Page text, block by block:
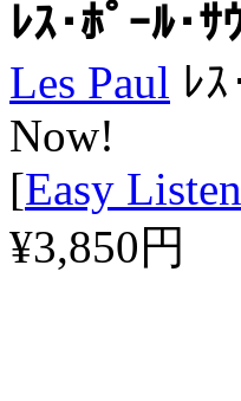
ﾚｽ･ﾎﾟｰﾙ･
Les Paul ﾚ
Now!
[Easy
¥3,850円